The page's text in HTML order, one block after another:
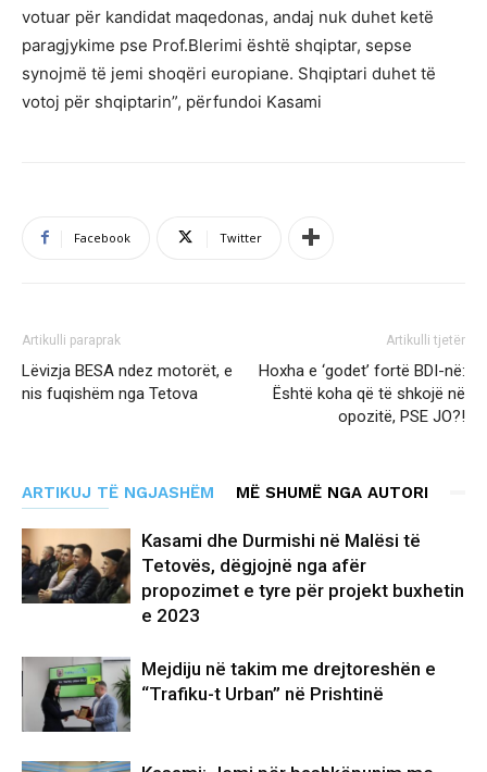
votuar për kandidat maqedonas, andaj nuk duhet ketë
paragjykime pse Prof.Blerimi është shqiptar, sepse
synojmë të jemi shoqëri europiane. Shqiptari duhet të
votoj për shqiptarin”, përfundoi Kasami
Facebook Twitter
Artikulli paraprak
Lëvizja BESA ndez motorët, e
nis fuqishëm nga Tetova
Artikulli tjetër
Hoxha e ‘godet’ fortë BDI-në:
Është koha që të shkojë në
opozitë, PSE JO?!
ARTIKUJ TË NGJASHËM MË SHUMË NGA AUTORI
Kasami dhe Durmishi në Malësi të
Tetovës, dëgjojnë nga afër
propozimet e tyre për projekt buxhetin
e 2023
Mejdiju në takim me drejtoreshën e
“Trafiku-t Urban” në Prishtinë